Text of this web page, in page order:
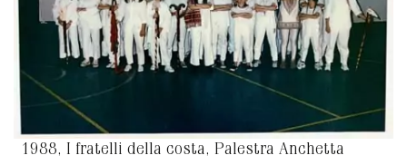
1988, I fratelli della costa, Palestra Anchetta